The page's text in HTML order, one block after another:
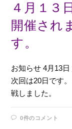
４月１３
開催され
す。
お知らせ 4月13
次回は20日です
戦しました。
0件のコメント